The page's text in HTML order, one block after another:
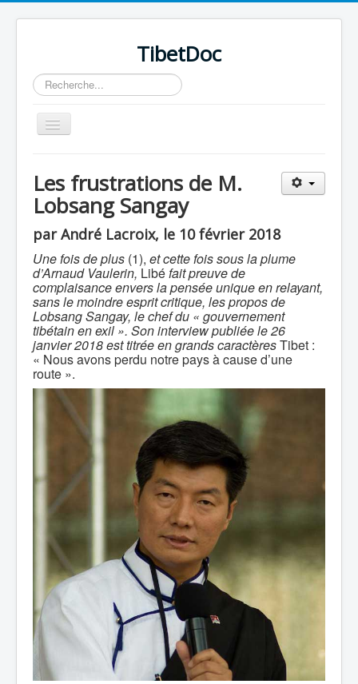
TibetDoc
Rechercher
Basculer
la
Les frustrations de M.
Lobsang Sangay
par André Lacroix, le 10 février 2018
Une fois de plus (1), et cette fois sous la plume
d’Arnaud Vaulerin, Libéfait preuve de
complaisance envers la pensée unique en relayant,
sans le moindre esprit critique, les propos de
Lobsang Sangay, le chef du « gouvernement
tibétain en exil ». Son interview publiée le 26
janvier 2018 est titrée en grands caractèresTibet :
« Nous avons perdu notre pays à cause d’une
route ».